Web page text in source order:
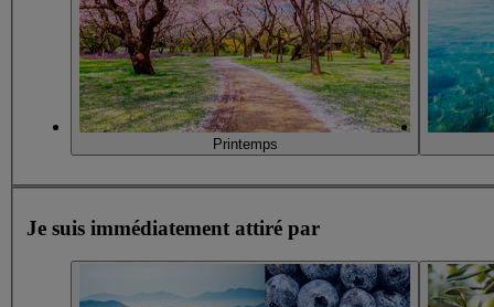
Printemps
Je suis immédiatement attiré par